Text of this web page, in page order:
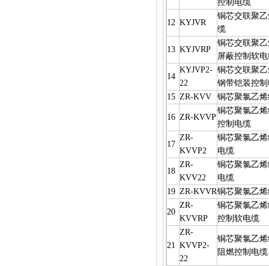
控制电缆
12 KYJVR
铜芯交联聚
缆
13 KYJVRP
铜芯交联聚
屏蔽控制软
14
KYJVP2-
22
铜芯交联聚
钢带铠装控
15 ZR-KVV 铜芯聚氯乙
16 ZR-KVVP
铜芯聚氯乙
控制电缆
17
ZR-
KVVP2
铜芯聚氯乙
电缆
18
ZR-
KVV22
铜芯聚氯乙
电缆
19 ZR-KVVR铜芯聚氯乙
20
ZR-
KVVRP
铜芯聚氯乙
控制软电缆
21
ZR-
KVVP2-
22
铜芯聚氯乙
阻燃控制电缆